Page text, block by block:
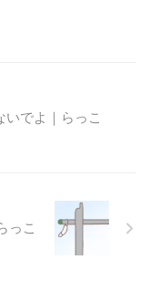
いでよ｜らっこ
っこ